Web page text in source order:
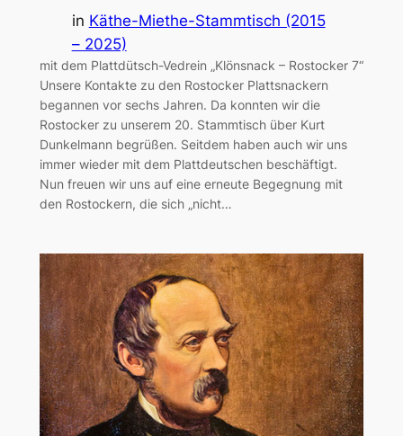
in Käthe-Miethe-Stammtisch (2015
– 2025)
mit dem Plattdütsch-Vedrein „Klönsnack – Rostocker 7“
Unsere Kontakte zu den Rostocker Plattsnackern
begannen vor sechs Jahren. Da konnten wir die
Rostocker zu unserem 20. Stammtisch über Kurt
Dunkelmann begrüßen. Seitdem haben auch wir uns
immer wieder mit dem Plattdeutschen beschäftigt.
Nun freuen wir uns auf eine erneute Begegnung mit
den Rostockern, die sich „nicht…